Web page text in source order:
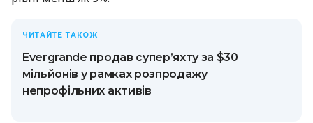
ЧИТАЙТЕ ТАКОЖ
Evergrande продав супер’яхту за $30
мільйонів у рамках розпродажу
непрофільних активів